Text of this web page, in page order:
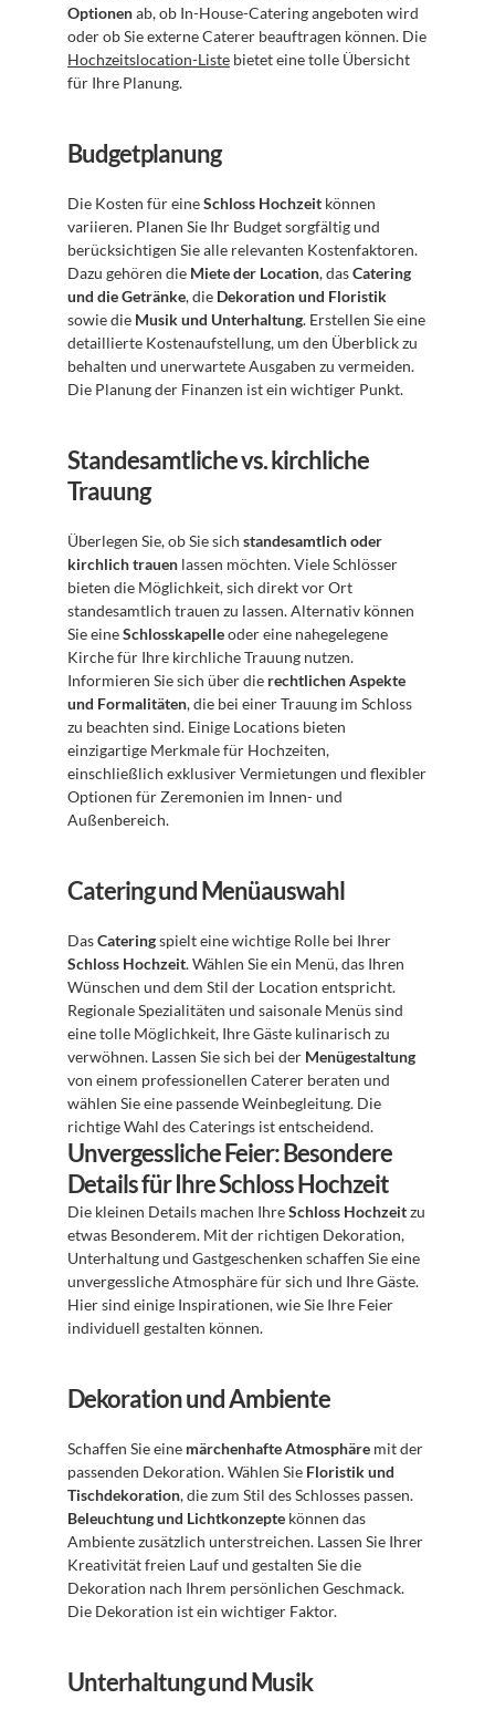
Optionen ab, ob In-House-Catering angeboten wird
Hochzeitslocation-Liste bietet eine tolle Übersicht
für Ihre Planung.
Budgetplanung
Die Kosten für eine Schloss Hochzeit können
variieren. Planen Sie Ihr Budget sorgfältig und
berücksichtigen Sie alle relevanten Kostenfaktoren.
Dazu gehören die Miete der Location, das Catering
und die Getränke, die Dekoration und Floristik
sowie die Musik und Unterhaltung. Erstellen Sie eine
detaillierte Kostenaufstellung, um den Überblick zu
behalten und unerwartete Ausgaben zu vermeiden.
Die Planung der Finanzen ist ein wichtiger Punkt.
Standesamtliche vs. kirchliche
Trauung
Überlegen Sie, ob Sie sich standesamtlich oder
kirchlich trauen lassen möchten. Viele Schlösser
bieten die Möglichkeit, sich direkt vor Ort
standesamtlich trauen zu lassen. Alternativ können
Sie eine Schlosskapelle oder eine nahegelegene
Kirche für Ihre kirchliche Trauung nutzen.
Informieren Sie sich über die rechtlichen Aspekte
und Formalitäten, die bei einer Trauung im Schloss
zu beachten sind. Einige Locations bieten
einzigartige Merkmale für Hochzeiten,
einschließlich exklusiver Vermietungen und flexibler
Optionen für Zeremonien im Innen- und
Außenbereich.
Catering und Menüauswahl
Das Catering
Schloss Hochzeit. Wählen Sie ein Menü, das Ihren
Wünschen und dem Stil der Location entspricht.
Regionale Spezialitäten und saisonale Menüs sind
eine tolle Möglichkeit, Ihre Gäste kulinarisch zu
verwöhnen. Lassen Sie sich bei der Menügestaltung
von einem professionellen Caterer beraten und
wählen Sie eine passende Weinbegleitung. Die
richtige Wahl des Caterings ist entscheidend.
Unvergessliche Feier: Besondere
Details für Ihre Schloss Hochzeit
Die kleinen Details machen Ihre Schloss Hochzeit zu
etwas Besonderem. Mit der richtigen Dekoration,
Unterhaltung und Gastgeschenken schaffen Sie eine
unvergessliche Atmosphäre für sich und Ihre Gäste.
Hier sind einige Inspirationen, wie Sie Ihre Feier
individuell gestalten können.
Dekoration und Ambiente
Schaffen Sie eine märchenhafte Atmosphäre mit der
passenden Dekoration. Wählen Sie Floristik und
Tischdekoration
Beleuchtung und Lichtkonzepte können das
Ambiente zusätzlich unterstreichen. Lassen Sie Ihrer
Kreativität freien Lauf und gestalten Sie die
Dekoration nach Ihrem persönlichen Geschmack.
Die Dekoration ist ein wichtiger Faktor.
Unterhaltung und Musik